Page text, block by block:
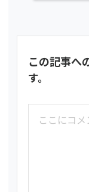
この記事へ
す。